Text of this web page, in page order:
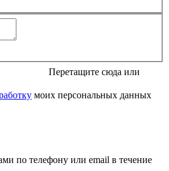
Перетащите сюда или
моих персональных данных
по телефону или email в течение